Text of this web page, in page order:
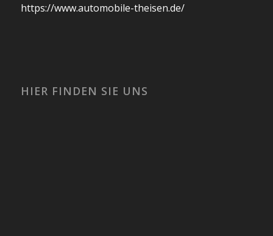
https://www.automobile-theisen.de/
HIER FINDEN SIE UNS